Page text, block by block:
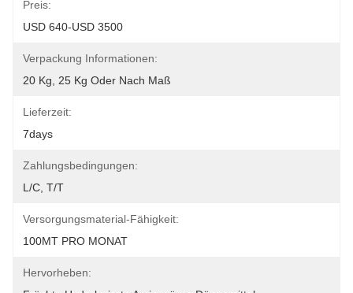
Preis:
USD 640-USD 3500
Verpackung Informationen:
20 Kg, 25 Kg Oder Nach Maß
Lieferzeit:
7days
Zahlungsbedingungen:
L/C, T/T
Versorgungsmaterial-Fähigkeit:
100MT PRO MONAT
Hervorheben: